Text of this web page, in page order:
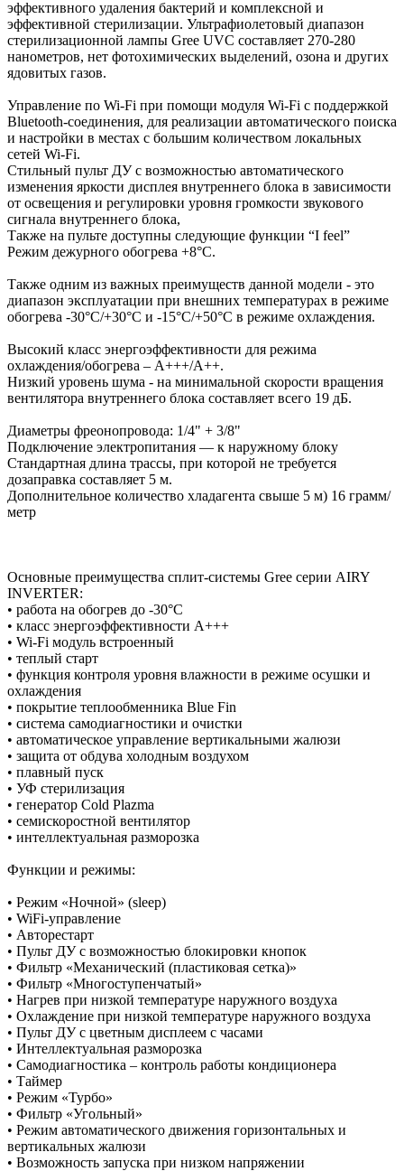
эффективного удаления бактерий и комплексной и
эффективной стерилизации. Ультрафиолетовый диапазон
стерилизационной лампы Gree UVC составляет 270-280
нанометров, нет фотохимических выделений, озона и других
ядовитых газов.
Управление по Wi-Fi при помощи модуля Wi-Fi с поддержкой
Bluetooth-соединения, для реализации автоматического поиска
и настройки в местах с большим количеством локальных
сетей Wi-Fi.
Стильный пульт ДУ с возможностью автоматического
изменения яркости дисплея внутреннего блока в зависимости
от освещения и регулировки уровня громкости звукового
сигнала внутреннего блока,
Также на пульте доступны следующие функции “I feel”
Режим дежурного обогрева +8°C.
Также одним из важных преимуществ данной модели - это
диапазон эксплуатации при внешних температурах в режиме
обогрева -30°C/+30°C и -15°C/+50°C в режиме охлаждения.
Высокий класс энергоэффективности для режима
охлаждения/обогрева – A+++/A++.
Низкий уровень шума - на минимальной скорости вращения
вентилятора внутреннего блока составляет всего 19 дБ.
Диаметры фреонопровода: 1/4" + 3/8"
Подключение электропитания — к наружному блоку
Стандартная длина трассы, при которой не требуется
дозаправка составляет 5 м.
Дополнительное количество хладагента свыше 5 м) 16 грамм/
метр
Основные преимущества сплит-системы Gree серии AIRY
INVERTER:
• работа на обогрев до -30°С
• класс энергоэффективности A+++
• Wi-Fi модуль встроенный
• теплый старт
• функция контроля уровня влажности в режиме осушки и
охлаждения
• покрытие теплообменника Blue Fin
• система самодиагностики и очистки
• автоматическое управление вертикальными жалюзи
• защита от обдува холодным воздухом
• плавный пуск
• УФ стерилизация
• генератор Cold Plazma
• семискоростной вентилятор
• интеллектуальная разморозка
Функции и режимы:
• Режим «Ночной» (sleep)
• WiFi-управление
• Авторестарт
• Пульт ДУ с возможностью блокировки кнопок
• Фильтр «Механический (пластиковая сетка)»
• Фильтр «Многоступенчатый»
• Нагрев при низкой температуре наружного воздуха
• Охлаждение при низкой температуре наружного воздуха
• Пульт ДУ с цветным дисплеем с часами
• Интеллектуальная разморозка
• Самодиагностика – контроль работы кондиционера
• Таймер
• Режим «Турбо»
• Фильтр «Угольный»
• Режим автоматического движения горизонтальных и
вертикальных жалюзи
• Возможность запуска при низком напряжении